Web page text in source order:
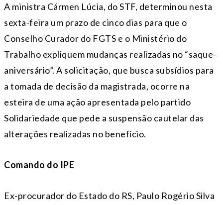
A ministra Cármen Lúcia, do STF, determinou nesta
sexta-feira um prazo de cinco dias para que o
Conselho Curador do FGTS e o Ministério do
Trabalho expliquem mudanças realizadas no “saque-
aniversário”. A solicitação, que busca subsídios para
a tomada de decisão da magistrada, ocorre na
esteira de uma ação apresentada pelo partido
Solidariedade que pede a suspensão cautelar das
alterações realizadas no benefício.
Comando do IPE
Ex-procurador do Estado do RS, Paulo Rogério Silva